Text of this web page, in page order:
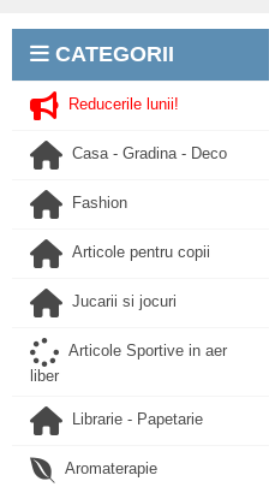
CATEGORII
Reducerile lunii!
Casa - Gradina - Deco
Fashion
Articole pentru copii
Jucarii si jocuri
Articole Sportive in aer
liber
Librarie - Papetarie
Aromaterapie